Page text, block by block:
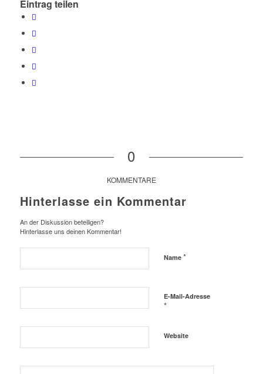
Eintrag teilen
0
KOMMENTARE
Hinterlasse ein Kommentar
An der Diskussion beteiligen?
Hinterlasse uns deinen Kommentar!
Name *
E-Mail-Adresse
*
Website